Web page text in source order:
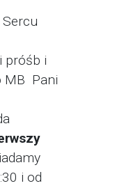
próśb i
MB Pani
i od